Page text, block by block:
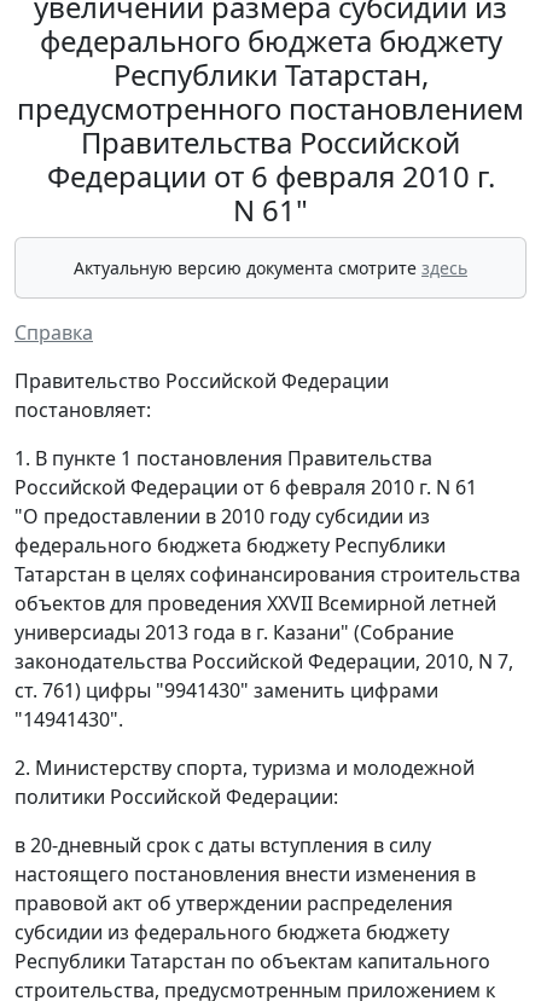
федерального бюджета бюджету
Республики Татарстан,
предусмотренного постановлением
Правительства Российской
Федерации от 6 февраля 2010 г.
N 61"
Актуальную версию документа смотрите здесь
Справка
Правительство Российской Федерации
постановляет:
1. В пункте 1 постановления Правительства
Российской Федерации от 6 февраля 2010 г. N 61
"О предоставлении в 2010 году субсидии из
федерального бюджета бюджету Республики
Татарстан в целях софинансирования строительства
объектов для проведения XXVII Всемирной летней
универсиады 2013 года в г. Казани" (Собрание
законодательства Российской Федерации, 2010, N 7,
ст. 761) цифры "9941430" заменить цифрами
"14941430".
2. Министерству спорта, туризма и молодежной
политики Российской Федерации:
в 20-дневный срок с даты вступления в силу
настоящего постановления внести изменения в
правовой акт об утверждении распределения
субсидии из федерального бюджета бюджету
Республики Татарстан по объектам капитального
строительства, предусмотренным приложением к